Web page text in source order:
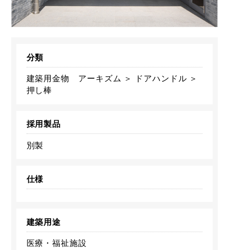
分類
建築用金物 アーキズム ＞ ドアハンドル ＞
押し棒
採用製品
別製
仕様
建築用途
医療・福祉施設